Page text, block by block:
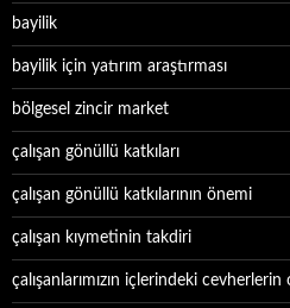
bayilik
bayilik için yatırım araştırması
bölgesel zincir market
çalışan gönüllü katkıları
çalışan gönüllü katkılarının önemi
çalışan kıymetinin takdiri
çalışanlarımızın içlerindeki cevherlerin